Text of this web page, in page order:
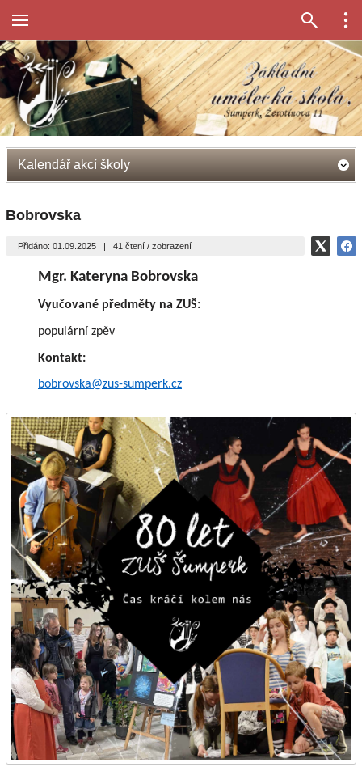
Kalendář akcí školy
Bobrovska
Přidáno: 01.09.2025 | 41 čtení / zobrazení
Mgr. Kateryna Bobrovska
Vyučované předměty na ZUŠ:
populární zpěv
Kontakt:
bobrovska@zus-sumperk.cz